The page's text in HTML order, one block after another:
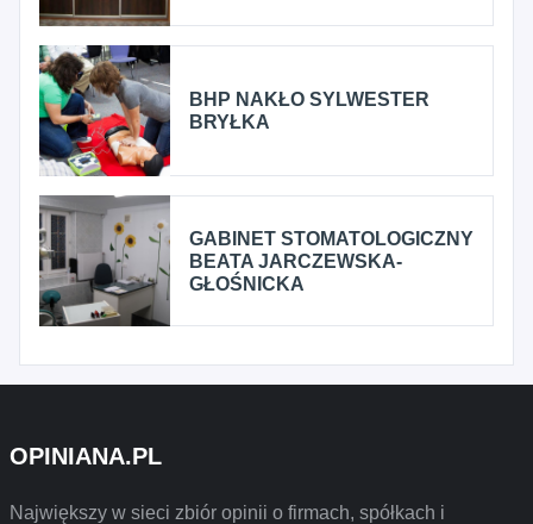
BHP NAKŁO SYLWESTER
BRYŁKA
GABINET STOMATOLOGICZNY
BEATA JARCZEWSKA-
GŁOŚNICKA
OPINIANA.PL
Największy w sieci zbiór opinii o firmach, spółkach i